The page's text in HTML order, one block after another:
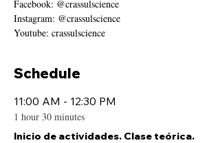
Facebook: @crassulscience
Instagram: @crassulscience
Youtube: crassulscience
Schedule
11:00 AM - 12:30 PM
1 hour 30 minutes
Inicio de actividades. Clase teórica.